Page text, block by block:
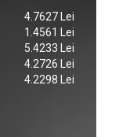
4.7627 Lei
1.4561 Lei
5.4233 Lei
4.2726 Lei
4.2298 Lei